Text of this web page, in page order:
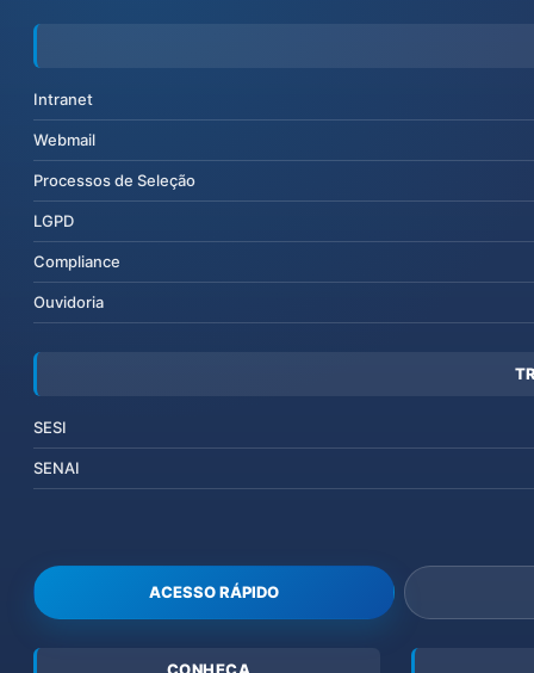
Intranet
Webmail
Processos de Seleção
LGPD
Compliance
Ouvidoria
SESI
SENAI
ACESSO RÁPIDO